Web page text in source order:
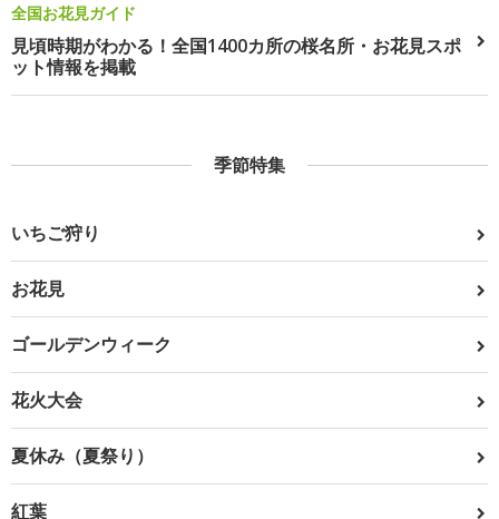
全国お花見ガイド
見頃時期がわかる！全国1400カ所の桜名所・お花見スポ
ット情報を掲載
季節特集
いちご狩り
お花見
ゴールデンウィーク
花火大会
夏休み（夏祭り）
紅葉